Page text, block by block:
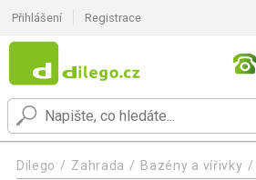
Přihlášení Registrace
Dilego Zahrada Bazény a vířivky